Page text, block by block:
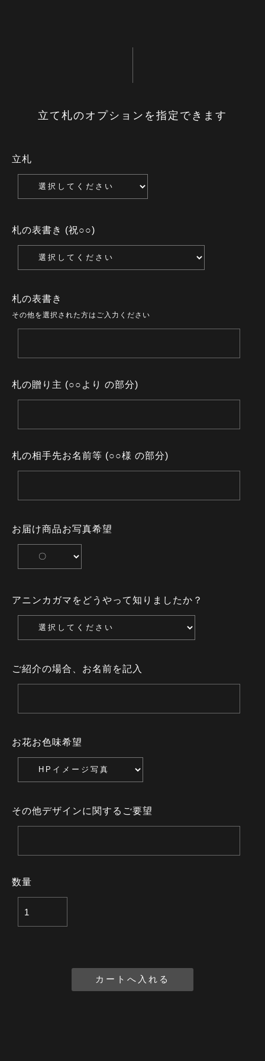
立て札のオプションを指定できます
立札
札の表書き (祝○○)
札の表書き
その他を選択された方はご入力ください
札の贈り主 (○○より の部分)
札の相手先お名前等 (○○様 の部分)
お届け商品お写真希望
アニンカガマをどうやって知りましたか？
ご紹介の場合、お名前を記入
お花お色味希望
その他デザインに関するご要望
数量